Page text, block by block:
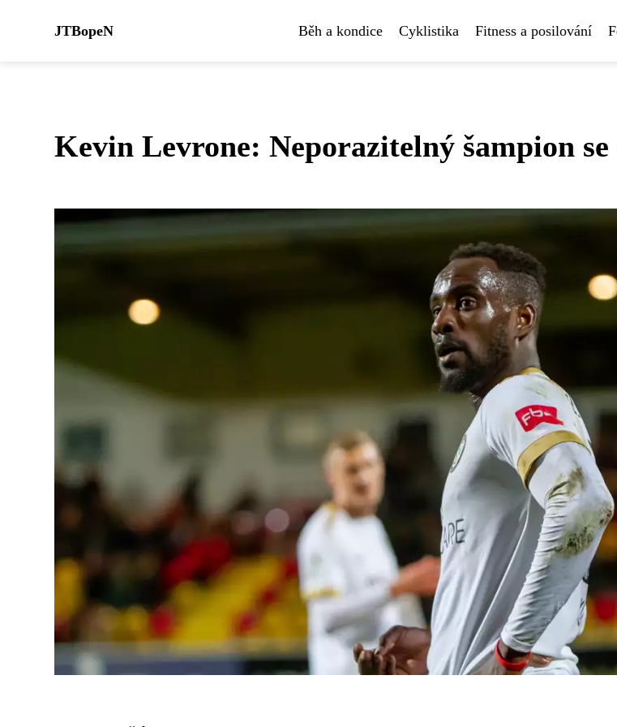
JTBopeN Běh a kondice Cyklistika Fitness a posilování
Kevin Levrone: Neporazitelný šampion